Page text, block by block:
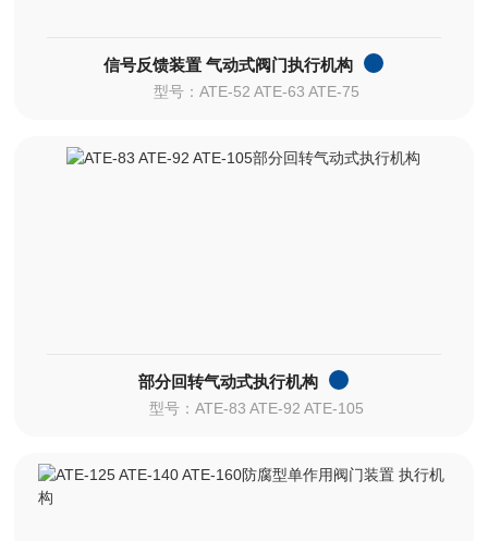
信号反馈装置 气动式阀门执行机构
型号：ATE-52 ATE-63 ATE-75
部分回转气动式执行机构
型号：ATE-83 ATE-92 ATE-105